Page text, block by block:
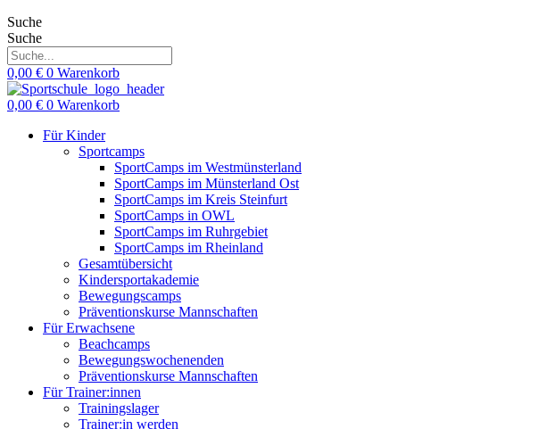
Suche
Suche
0,00 € 0 Warenkorb
0,00 € 0 Warenkorb
Für Kinder
Sportcamps
SportCamps im Westmünsterland
SportCamps im Münsterland Ost
SportCamps im Kreis Steinfurt
SportCamps in OWL
SportCamps im Ruhrgebiet
SportCamps im Rheinland
Gesamtübersicht
Kindersportakademie
Bewegungscamps
Präventionskurse Mannschaften
Für Erwachsene
Beachcamps
Bewegungswochenenden
Präventionskurse Mannschaften
Für Trainer:innen
Trainingslager
Trainer:in werden